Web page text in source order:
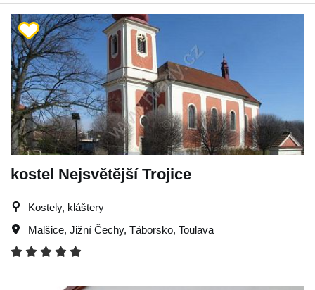
kostel Nejsvětější Trojice
Kostely, kláštery
Malšice, Jižní Čechy, Táborsko, Toulava